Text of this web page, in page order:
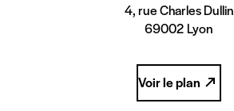
4, rue Charles Dullin
69002 Lyon
Voir le plan